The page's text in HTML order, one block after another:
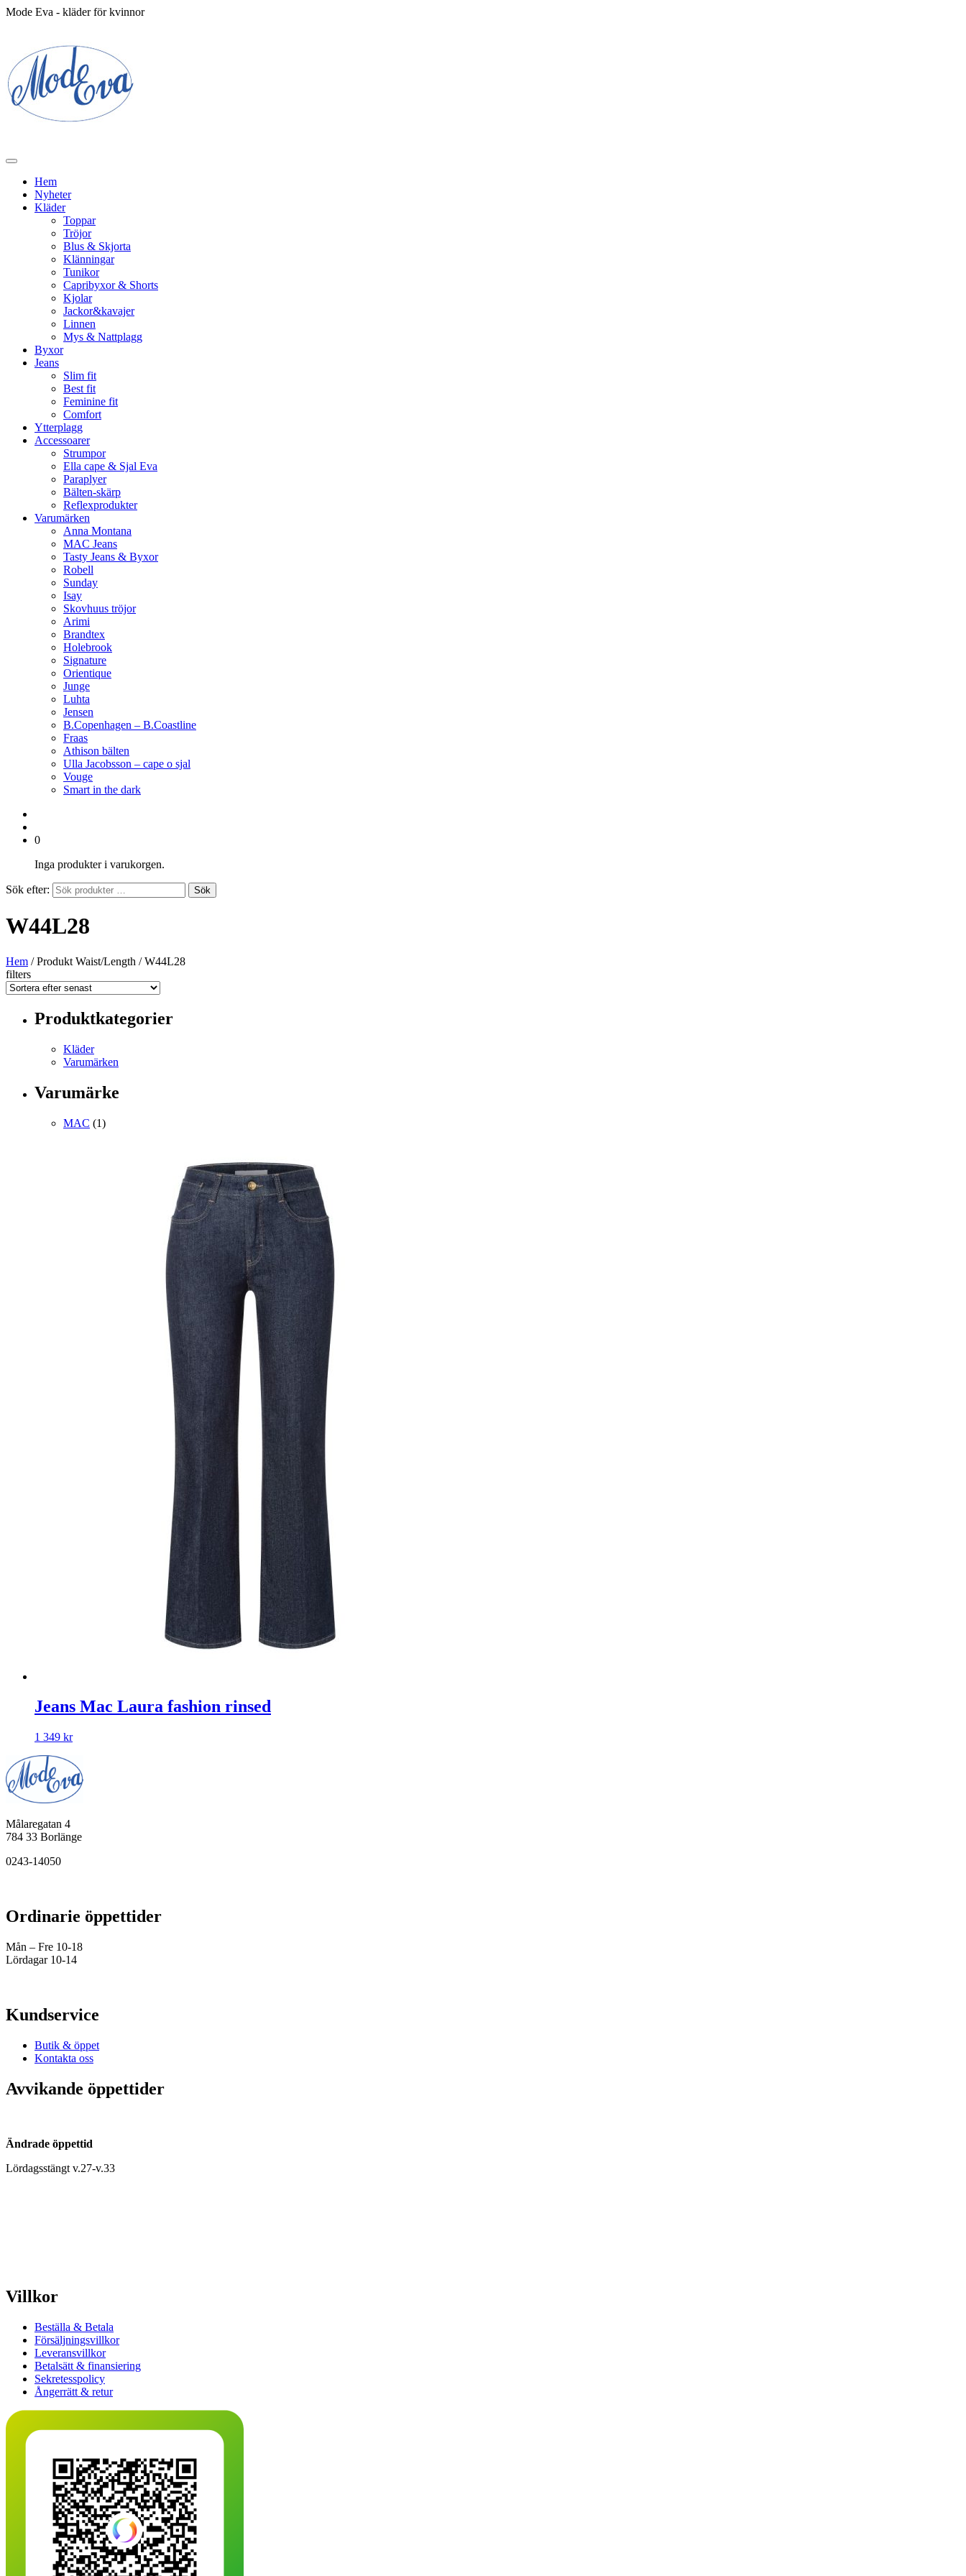
Mode Eva - kläder för kvinnor
Hem
Nyheter
Kläder
Toppar
Tröjor
Blus & Skjorta
Klänningar
Tunikor
Capribyxor & Shorts
Kjolar
Jackor&kavajer
Linnen
Mys & Nattplagg
Byxor
Jeans
Slim fit
Best fit
Feminine fit
Comfort
Ytterplagg
Accessoarer
Strumpor
Ella cape & Sjal Eva
Paraplyer
Bälten-skärp
Reflexprodukter
Varumärken
Anna Montana
MAC Jeans
Tasty Jeans & Byxor
Robell
Sunday
Isay
Skovhuus tröjor
Arimi
Brandtex
Holebrook
Signature
Orientique
Junge
Luhta
Jensen
B.Copenhagen – B.Coastline
Fraas
Athison bälten
Ulla Jacobsson – cape o sjal
Vouge
Smart in the dark
0
Inga produkter i varukorgen.
Sök efter: Sök
W44L28
Hem / Produkt Waist/Length / W44L28
filters
Produktkategorier
Kläder
Varumärken
Varumärke
MAC (1)
Jeans Mac Laura fashion rinsed
1 349 kr
Målaregatan 4
784 33 Borlänge
0243-14050
Ordinarie öppettider
Mån – Fre 10-18
Lördagar 10-14
Kundservice
Butik & öppet
Kontakta oss
Avvikande öppettider
Ändrade öppettid
Lördagsstängt v.27-v.33
Villkor
Beställa & Betala
Försäljningsvillkor
Leveransvillkor
Betalsätt & finansiering
Sekretesspolicy
Ångerrätt & retur